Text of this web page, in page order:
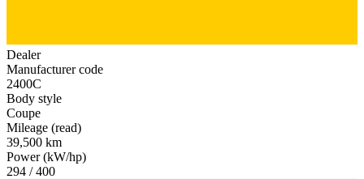
Dealer
Manufacturer code
2400C
Body style
Coupe
Mileage (read)
39,500 km
Power (kW/hp)
294 / 400